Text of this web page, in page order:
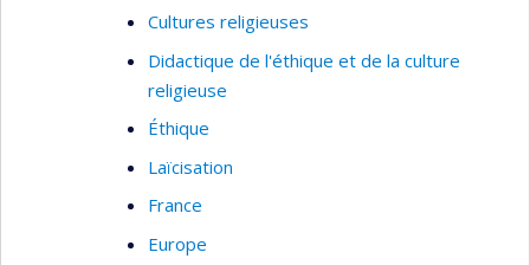
Cultures religieuses
Didactique de l'éthique et de la culture
religieuse
Éthique
Laïcisation
France
Europe